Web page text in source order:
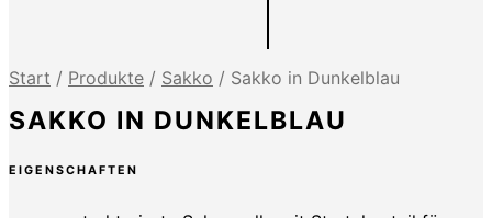
Start / Produkte / Sakko / Sakko in Dunkelblau
SAKKO IN DUNKELBLAU
EIGENSCHAFTEN